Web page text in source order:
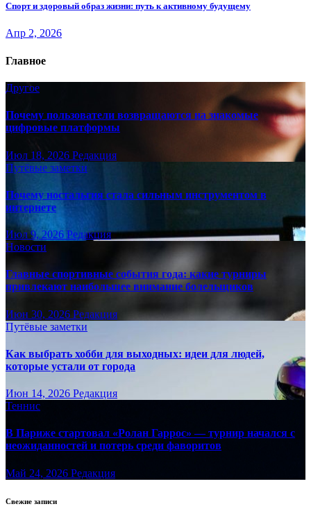
Спорт и здоровый образ жизни: путь к активному будущему
Апр 2, 2026
Главное
Другое
Почему пользователи возвращаются на знакомые
цифровые платформы
Июл 18, 2026 Редакция
Путёвые заметки
Почему ностальгия стала сильным инструментом в
интернете
Июл 9, 2026 Редакция
Новости
Главные спортивные события года: какие турниры
привлекают наибольшее внимание болельщиков
Июн 30, 2026 Редакция
Путёвые заметки
Как выбрать хобби для выходных: идеи для людей,
которые устали от города
Июн 14, 2026 Редакция
Теннис
В Париже стартовал «Ролан Гаррос» — турнир начался с
неожиданностей и потерь среди фаворитов
Май 24, 2026 Редакция
Свежие записи